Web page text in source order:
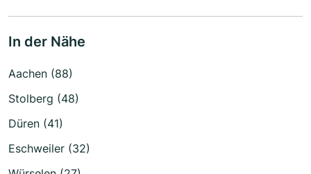
In der Nähe
Aachen (88)
Stolberg (48)
Düren (41)
Eschweiler (32)